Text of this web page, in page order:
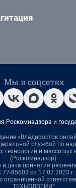
Мы в соцсетях
Роскомнадзора и
«Владивосток
службой по
технологий и массовых
(Роскомнадзор).
и дата принятия
85603 от 17.07.2023 г.
ограниченной
ТЕХНОЛОГИИ"